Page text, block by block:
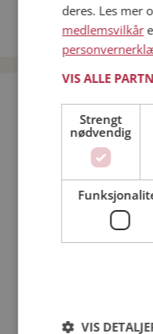
Date kvinner i Norge
Date menn i Norge
Bli
Jeg er en:
Min alder:
deres. Les mer
medlemsvilkår
VIS ALLE
Strengt
nødvendig
VIS